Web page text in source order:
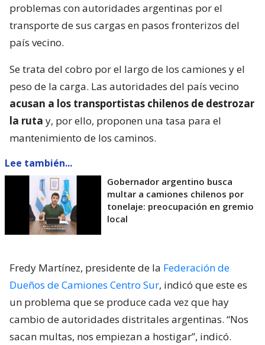
problemas con autoridades argentinas por el
transporte de sus cargas en pasos fronterizos del
país vecino.
Se trata del cobro por el largo de los camiones y el
peso de la carga. Las autoridades del país vecino
acusan a los transportistas chilenos de destrozar
la ruta y, por ello, proponen una tasa para el
mantenimiento de los caminos.
Lee también...
Gobernador argentino busca
multar a camiones chilenos por
tonelaje: preocupación en gremio
local
Fredy Martínez, presidente de la Federación de
Dueños de Camiones Centro Sur, indicó que este es
un problema que se produce cada vez que hay
cambio de autoridades distritales argentinas. “Nos
sacan multas, nos empiezan a hostigar”, indicó.